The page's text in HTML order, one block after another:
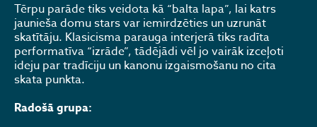
Tērpu parāde tiks veidota kā “balta lapa”, lai katrs
jaunieša domu stars var iemirdzēties un uzrunāt
skatītāju. Klasicisma parauga interjerā tiks radīta
performatīva “izrāde”, tādējādi vēl jo vairāk izceļoti
ideju par tradīciju un kanonu izgaismošanu no cita
skata punkta.
Radošā grupa: